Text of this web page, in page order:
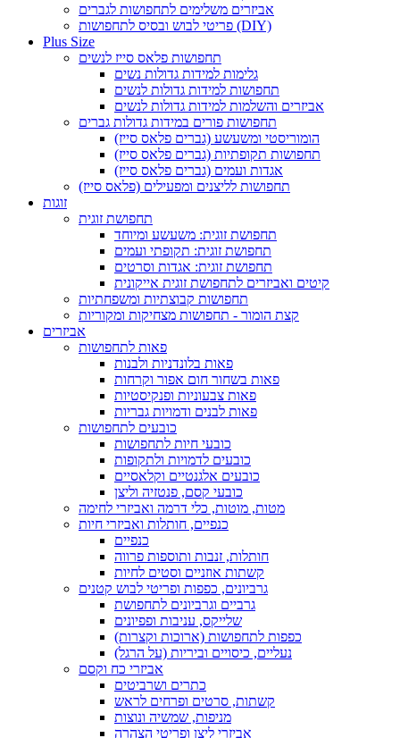
אביזרים משלימים לתחפושות לגברים
פריטי לבוש ובסיס לתחפושות (DIY)
Plus Size
תחפושות פלאס סייז לנשים
גלימות למידות גדולות נשים
תחפושות למידות גדולות לנשים
אביזרים והשלמות למידות גדולות לנשים
תחפושות פורים במידות גדולות גברים
הומוריסטי ומשעשע (גברים פלאס סייז)
תחפושות תקופתיות (גברים פלאס סייז)
אגדות ועמים (גברים פלאס סייז)
תחפושות לליצנים ומפעילים (פלאס סייז)
זוגות
תחפושת זוגית
תחפושת זוגית: משעשע ומיוחד
תחפושת זוגית: תקופתי ועמים
תחפושת זוגית: אגדות וסרטים
קיטים ואביזרים לתחפושת זוגית אייקונית
תחפושות קבוצתיות ומשפחתיות
קצת הומור - תחפושות מצחיקות ומקוריות
אביזרים
פאות לתחפושות
פאות בלונדניות ולבנות
פאות בשחור חום אפור וקרחות
פאות צבעוניות ופנקיסטיות
פאות לבנים ודמויות גבריות
כובעים לתחפושות
כובעי חיות לתחפושות
כובעים לדמויות ולתקופות
כובעים אלגנטיים וקלאסיים
כובעי קסם, פנטזיה וליצן
מטות, מוטות, כלי דרמה ואביזרי לחימה
כנפיים, חותלות ואביזרי חיות
כנפיים
חותלות, זנבות ותוספות פרווה
קשתות אוזניים וסטים לחיות
גרביונים, כפפות ופריטי לבוש קטנים
גרביים וגרביונים לתחפושת
שלייקס, עניבות ופפיונים
כפפות לתחפושות (ארוכות וקצרות)
נעליים, כיסויים וביריות (על הרגל)
אביזרי כח וקסם
כתרים ושרביטים
קשתות, סרטים ופרחים לראש
מניפות, שמשיה ונוצות
אביזרי ליצן ופריטי הצהרה